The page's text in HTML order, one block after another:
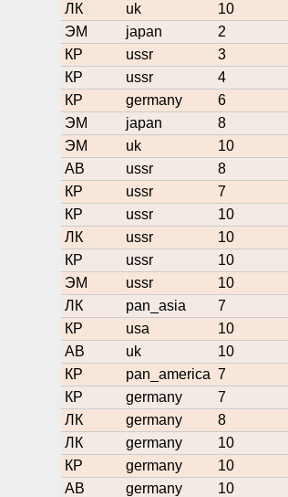
ЛК
uk 10
ЭМ
japan 2
КР
ussr 3
КР
ussr 4
КР
germany 6
ЭМ
japan 8
ЭМ
uk 10
АВ
ussr 8
КР
ussr 7
КР
ussr 10
ЛК
ussr 10
КР
ussr 10
ЭМ
ussr 10
ЛК
pan_asia 7
КР
usa 10
АВ
uk 10
КР
pan_america 7
КР
germany 7
ЛК
germany 8
ЛК
germany 10
КР
germany 10
АВ
germany 10